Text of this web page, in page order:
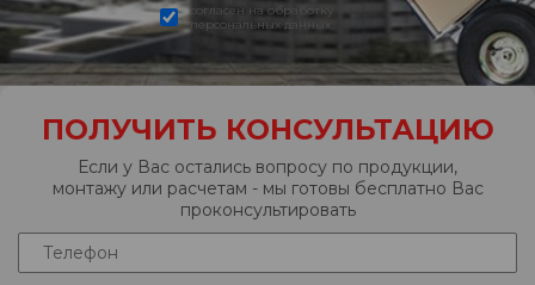
согласен на обработку
персональных данных
ПОЛУЧИТЬ КОНСУЛЬТАЦИЮ
Если у Вас остались вопросу по продукции,
монтажу или расчетам - мы готовы бесплатно Вас
проконсультировать